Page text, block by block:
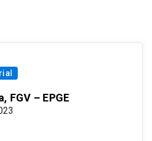
FGV – EPGE